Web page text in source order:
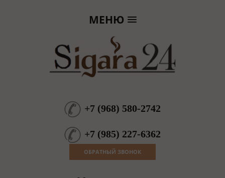
МЕНЮ
+7 (968) 580-2742
+7 (985) 227-6362
ОБРАТНЫЙ ЗВОНОК